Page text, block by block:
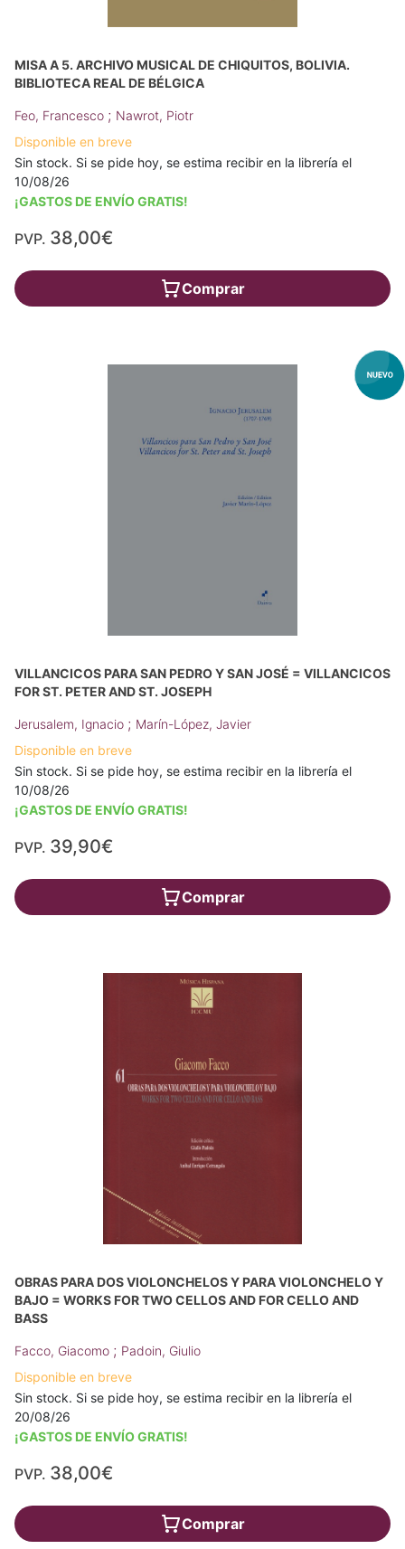
MISA A 5. ARCHIVO MUSICAL DE CHIQUITOS, BOLIVIA.
BIBLIOTECA REAL DE BÉLGICA
Feo, Francesco ; Nawrot, Piotr
Disponible en breve
Sin stock. Si se pide hoy, se estima recibir en la librería el
10/08/26
¡GASTOS DE ENVÍO GRATIS!
PVP. 38,00€
Comprar
VILLANCICOS PARA SAN PEDRO Y SAN JOSÉ = VILLANCICOS
FOR ST. PETER AND ST. JOSEPH
Jerusalem, Ignacio ; Marín-López, Javier
Disponible en breve
Sin stock. Si se pide hoy, se estima recibir en la librería el
10/08/26
¡GASTOS DE ENVÍO GRATIS!
PVP. 39,90€
Comprar
OBRAS PARA DOS VIOLONCHELOS Y PARA VIOLONCHELO Y
BAJO = WORKS FOR TWO CELLOS AND FOR CELLO AND
BASS
Facco, Giacomo ; Padoin, Giulio
Disponible en breve
Sin stock. Si se pide hoy, se estima recibir en la librería el
20/08/26
¡GASTOS DE ENVÍO GRATIS!
PVP. 38,00€
Comprar